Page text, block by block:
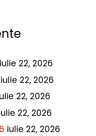
iulie 22, 2026
iulie 22, 2026
22, 2026
22, 2026
iulie 22, 2026